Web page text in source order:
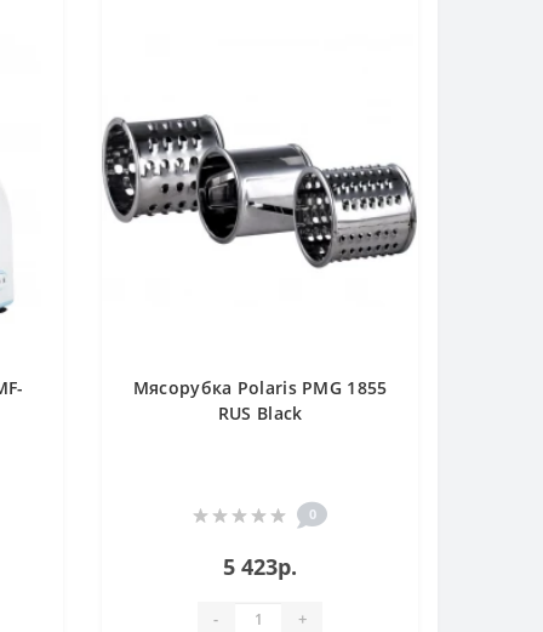
Мясорубка Polaris PMG 1855
RUS Black
0
5 423р.
- +